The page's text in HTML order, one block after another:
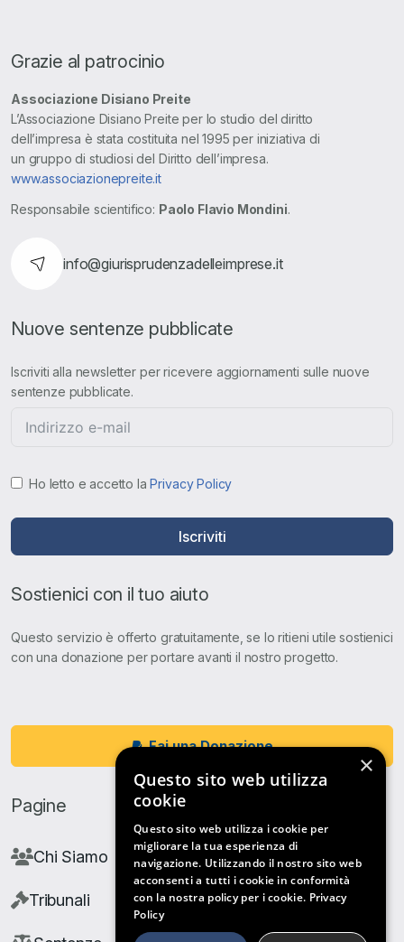
Grazie al patrocinio
Associazione Disiano Preite
L’Associazione Disiano Preite per lo studio del diritto
dell’impresa è stata costituita nel 1995 per iniziativa di
un gruppo di studiosi del Diritto dell’impresa.
www.associazionepreite.it
Responsabile scientifico: Paolo Flavio Mondini.
info@giurisprudenzadelleimprese.it
Nuove sentenze pubblicate
Iscriviti alla newsletter per ricevere aggiornamenti sulle nuove
sentenze pubblicate.
Ho letto e accetto laPrivacy Policy
Iscriviti
Sostienici con il tuo aiuto
Questo servizio è offerto gratuitamente, se lo ritieni utile sostienici
con una donazione per portare avanti il nostro progetto.
Fai una Donazione
Pagine
Chi Siamo
Tribunali
×
Questo sito web utilizza
cookie
Questo sito web utilizza i cookie per
migliorare la tua esperienza di
navigazione. Utilizzando il nostro sito web
acconsenti a tutti i cookie in conformità
con la nostra policy per i cookie. Privacy
Policy